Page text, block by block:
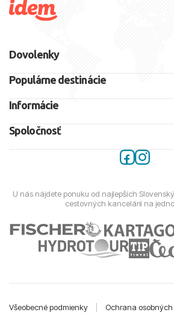
Dovolenky
Populárne destinácie
Informácie
Spoločnosť
U nás nájdete ponuku od najlepších
cestovných kancelárií na
Všeobecné podmienky Ochrana